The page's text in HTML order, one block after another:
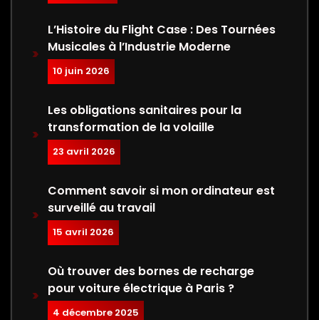
L’Histoire du Flight Case : Des Tournées
Musicales à l’Industrie Moderne
10 juin 2026
Les obligations sanitaires pour la
transformation de la volaille
23 avril 2026
Comment savoir si mon ordinateur est
surveillé au travail
15 avril 2026
Où trouver des bornes de recharge
pour voiture électrique à Paris ?
4 décembre 2025